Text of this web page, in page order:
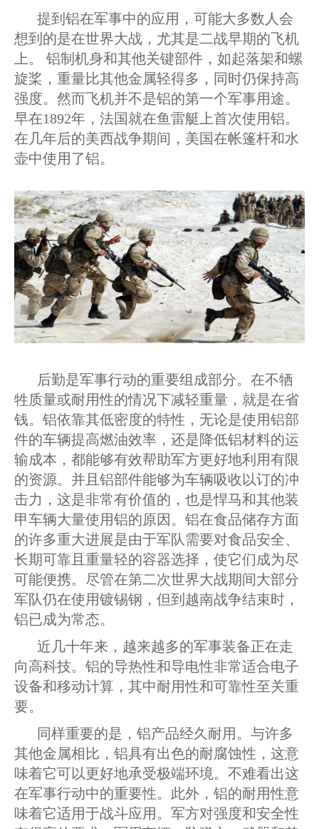
提到铝在军事中的应用，可能大多数人会
想到的是在世界大战，尤其是二战早期的飞机
上。 铝制机身和其他关键部件，如起落架和螺
旋桨，重量比其他金属轻得多，同时仍保持高
强度。然而飞机并不是铝的第一个军事用途。
早在1892年，法国就在鱼雷艇上首次使用铝。
在几年后的美西战争期间，美国在帐篷杆和水
壶中使用了铝。
后勤是军事行动的重要组成部分。在不牺
牲质量或耐用性的情况下减轻重量，就是在省
钱。铝依靠其低密度的特性，无论是使用铝部
件的车辆提高燃油效率，还是降低铝材料的运
输成本，都能够有效帮助军方更好地利用有限
的资源。并且铝部件能够为车辆吸收以订的冲
击力，这是非常有价值的，也是悍马和其他装
甲车辆大量使用铝的原因。铝在食品储存方面
的许多重大进展是由于军队需要对食品安全、
长期可靠且重量轻的容器选择，使它们成为尽
可能便携。尽管在第二次世界大战期间大部分
军队仍在使用镀锡钢，但到越南战争结束时，
铝已成为常态。
近几十年来，越来越多的军事装备正在走
向高科技。铝的导热性和导电性非常适合电子
设备和移动计算，其中耐用性和可靠性至关重
要。
同样重要的是，铝产品经久耐用。与许多
其他金属相比，铝具有出色的耐腐蚀性，这意
味着它可以更好地承受极端环境。不难看出这
在军事行动中的重要性。此外，铝的耐用性意
味着它适用于战斗应用。军方对强度和安全性